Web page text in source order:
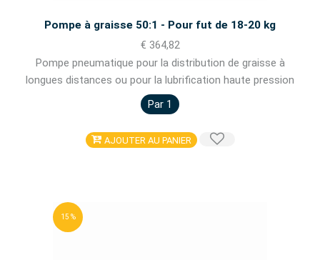
Pompe à graisse 50:1 - Pour fut de 18-20 kg
€ 364,82
Pompe pneumatique pour la distribution de graisse à
longues distances ou pour la lubrification haute pression
Par 1
AJOUTER AU PANIER
15 %